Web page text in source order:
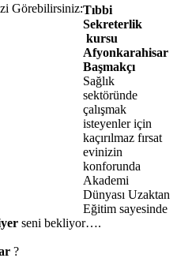
Görebilirsiniz:Tıbbi
Sekreterlik
kursu
Afyonkarahisar
Başmakçı
Sağlık
sektöründe
çalışmak
isteyenler için
kaçırılmaz fırsat
evinizin
konforunda
Akademi
Dünyası Uzaktan
Eğitim sayesinde
seni bekliyor….
?